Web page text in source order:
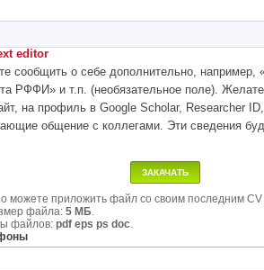
editor
сообщить о себе дополнительно, например,
РФФИ» и т.п. (необязательное поле).
на профиль в Google Scholar, Researcher
общение с коллегами. Эти сведения
можете приложить файл со своим последним
файла: 5 МБ
файлов: pdf eps ps doc